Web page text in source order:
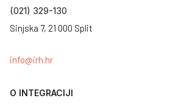
(021) 329-130
Sinjska 7, 21 000 Split
info@irh.hr
O INTEGRACIJI